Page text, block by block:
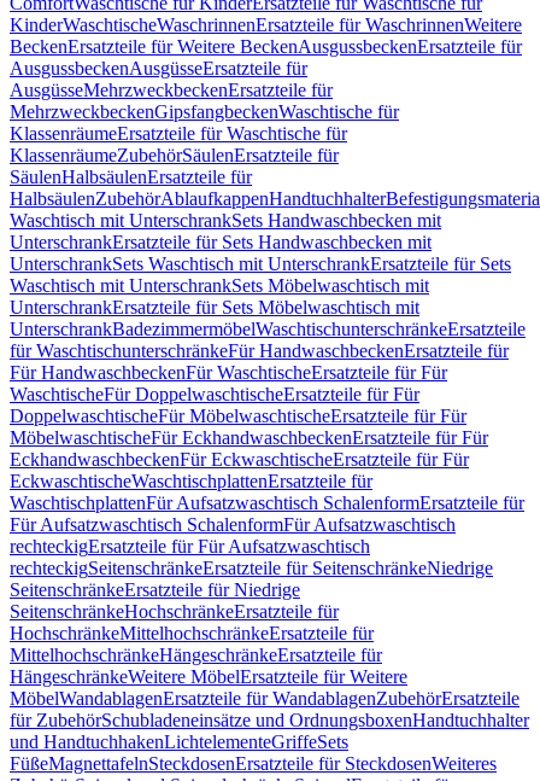
KinderWaschtischeWaschrinnenErsatzteile für WaschrinnenWeitere
BeckenErsatzteile für Weitere BeckenAusgussbeckenErsatzteile für
AusgussbeckenAusgüsseErsatzteile für
AusgüsseMehrzweckbeckenErsatzteile für
MehrzweckbeckenGipsfangbeckenWaschtische für
KlassenräumeErsatzteile für Waschtische für
KlassenräumeZubehörSäulenErsatzteile für
SäulenHalbsäulenErsatzteile für
HalbsäulenZubehörAblaufkappenHandtuchhalter
Waschtisch mit UnterschrankSets Handwaschbecken mit
UnterschrankErsatzteile für Sets Handwaschbecken mit
UnterschrankSets Waschtisch mit UnterschrankErsatzteile für Sets
Waschtisch mit UnterschrankSets Möbelwaschtisch mit
UnterschrankErsatzteile für Sets Möbelwaschtisch mit
UnterschrankBadezimmermöbelWaschtischunterschränkeErsatzteile
für WaschtischunterschränkeFür HandwaschbeckenErsatzteile für
Für HandwaschbeckenFür WaschtischeErsatzteile für Für
WaschtischeFür DoppelwaschtischeErsatzteile für Für
DoppelwaschtischeFür MöbelwaschtischeErsatzteile für Für
MöbelwaschtischeFür EckhandwaschbeckenErsatzteile für Für
EckhandwaschbeckenFür EckwaschtischeErsatzteile für Für
EckwaschtischeWaschtischplattenErsatzteile für
WaschtischplattenFür Aufsatzwaschtisch SchalenformErsatzteile für
Für Aufsatzwaschtisch SchalenformFür Aufsatzwaschtisch
rechteckigErsatzteile für Für Aufsatzwaschtisch
rechteckigSeitenschränkeErsatzteile für SeitenschränkeNiedrige
SeitenschränkeErsatzteile für Niedrige
SeitenschränkeHochschränkeErsatzteile für
HochschränkeMittelhochschränkeErsatzteile für
MittelhochschränkeHängeschränkeErsatzteile für
HängeschränkeWeitere MöbelErsatzteile für Weitere
MöbelWandablagenErsatzteile für WandablagenZubehörErsatzteile
für ZubehörSchubladeneinsätze und OrdnungsboxenHandtuchhalter
und HandtuchhakenLichtelementeGriffeSets
FüßeMagnettafelnSteckdosenErsatzteile für SteckdosenWeiteres